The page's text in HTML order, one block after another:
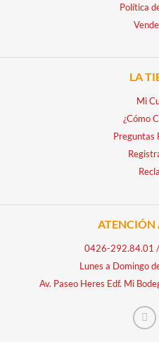
Política
LA
Mi
¿Cómo
Preguntas
ATENCIÓN
0426-292.84.01 /
Lunes a Domingo
Av. Paseo Heres Edf. Mi